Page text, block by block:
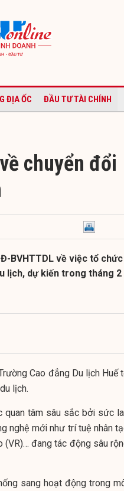
ĐỊA ỐC ĐẦU TƯ TÀI CHÍNH
chuyển đổi
BVHTTDL về việc tổ chức
lịch, dự kiến trong tháng 2
Cao đẳng Du lịch Huế
lịch.
quan tâm sâu sắc bởi sức
nghệ mới như trí tuệ nhân
(VR)… đang tác động sâu
sang hoạt động trong